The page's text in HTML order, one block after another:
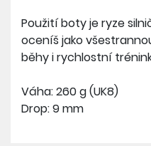
Použití boty je ryze
oceníš jako
běhy i rychlostní
Váha: 260 g (UK8)
Drop: 9 mm